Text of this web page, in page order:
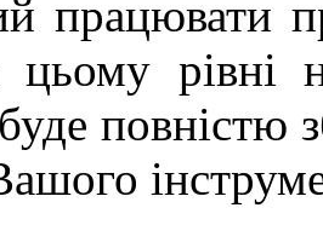
працювати
рівні
повністю